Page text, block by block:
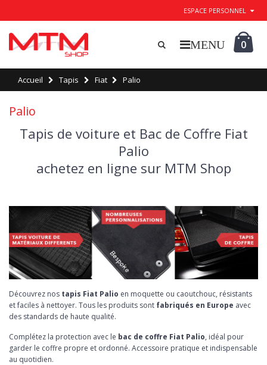
ESPACE PERSONNEL
0
Accueil Tapis Fiat Palio
Palio
Tapis de voiture et Bac de Coffre Fiat
Palio
achetez en ligne sur MTM Shop
Découvrez nos tapis Fiat Palio en moquette ou caoutchouc, résistants
et faciles à nettoyer. Tous les produits sont fabriqués en Europe avec
des standards de haute qualité.
Complétez la protection avec le bac de coffre Fiat Palio, idéal pour
garder le coffre propre et ordonné. Accessoire pratique et indispensable
au quotidien.